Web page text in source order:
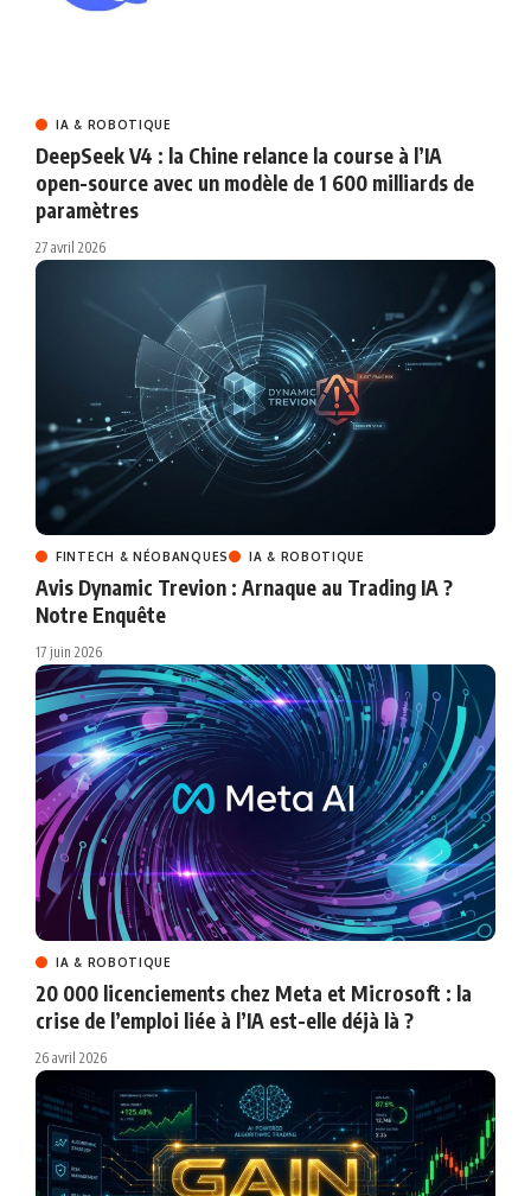
IA & ROBOTIQUE
DeepSeek V4 : la Chine relance la course à l’IA
open-source avec un modèle de 1 600 milliards de
paramètres
27 avril 2026
FINTECH & NÉOBANQUES IA & ROBOTIQUE
Avis Dynamic Trevion : Arnaque au Trading IA ?
Notre Enquête
17 juin 2026
IA & ROBOTIQUE
20 000 licenciements chez Meta et Microsoft : la
crise de l’emploi liée à l’IA est-elle déjà là ?
26 avril 2026